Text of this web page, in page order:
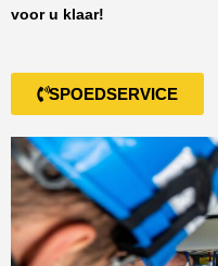
voor u klaar!
SPOEDSERVICE